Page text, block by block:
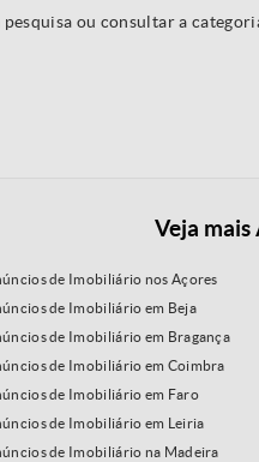
ou consultar a
Veja
de Imobiliário nos Açores
de Imobiliário em Beja
de Imobiliário em Bragança
de Imobiliário em Coimbra
de Imobiliário em Faro
de Imobiliário em Leiria
de Imobiliário na Madeira